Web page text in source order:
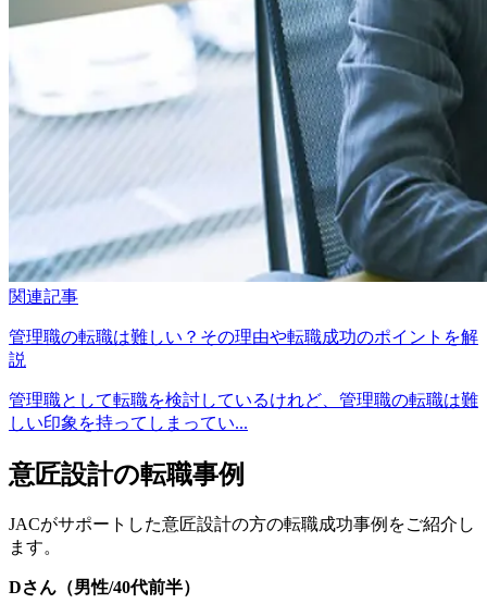
関連記事
管理職の転職は難しい？その理由や転職成功のポイントを解
説
管理職として転職を検討しているけれど、管理職の転職は難
しい印象を持ってしまってい...
意匠設計の転職事例
JACがサポートした意匠設計の方の転職成功事例をご紹介し
ます。
Dさん（男性/40代前半）